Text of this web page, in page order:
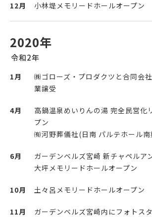
12月 小林堤メモリードホールオープン
2020年
令和2年
1月
㈱ゴローズ・プロダクツと合同会
業譲受
4月
高鍋温泉めいりんの湯 完全民営化
プン
㈲河野葬儀社(日南 パルテホール
6月
ガーデンベルズ宮崎 新チャペルア
大坪メモリードホールオープン
10月 土々呂メモリードホールオープン
11月
ガーデンベルズ宮崎内にフォトス